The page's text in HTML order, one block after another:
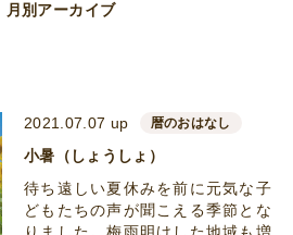
月別アーカイブ
2021.07.07 up 暦のおはなし
小暑（しょうしょ）
待ち遠しい夏休みを前に元気な子
どもたちの声が聞こえる季節とな